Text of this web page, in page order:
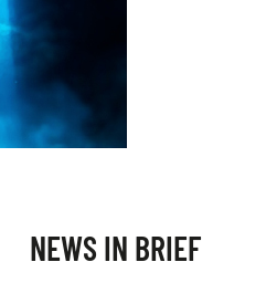
NEWS IN BRIEF